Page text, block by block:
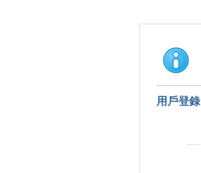
用戶登錄